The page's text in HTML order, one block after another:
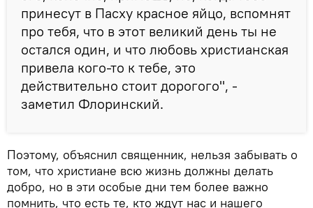
принесут в Пасху красное яйцо, вспомнят
про тебя, что в этот великий день ты не
остался один, и что любовь христианская
привела кого-то к тебе, это
действительно стоит дорогого", -
заметил Флоринский.
Поэтому, объяснил священник, нельзя забывать о
том, что христиане всю жизнь должны делать
добро, но в эти особые дни тем более важно
помнить, что есть те, кто ждут нас и нашего